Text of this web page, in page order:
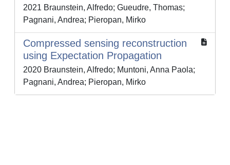
2021 Braunstein, Alfredo; Gueudre, Thomas;
Pagnani, Andrea; Pieropan, Mirko
Compressed sensing reconstruction
using Expectation Propagation
2020 Braunstein, Alfredo; Muntoni, Anna Paola;
Pagnani, Andrea; Pieropan, Mirko